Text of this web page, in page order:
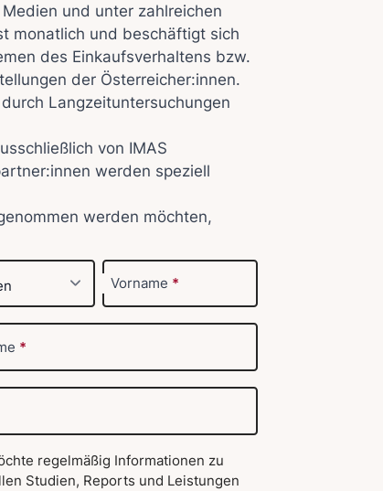
und unter zahlreichen
monatlich und beschäftigt sich
des Einkaufsverhaltens bzw.
der Österreicher:innen.
Langzeituntersuchungen
von IMAS
werden speziell
werden möchten,
Vorname *
*
regelmäßig Informationen zu
Studien, Reports und Leistungen